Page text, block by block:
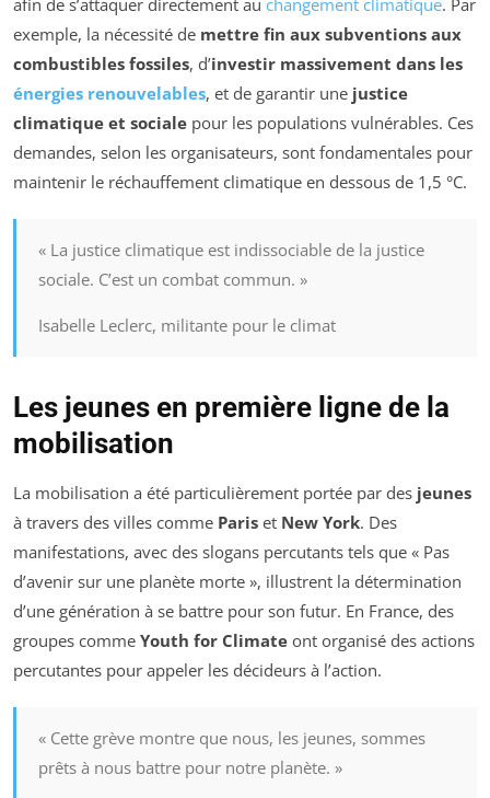
afin de s’attaquer directement au changement climatique. Par
exemple, la nécessité de mettre fin aux subventions aux
combustibles fossiles, d’investir massivement dans les
énergies renouvelables, et de garantir une justice
climatique et sociale pour les populations vulnérables. Ces
demandes, selon les organisateurs, sont fondamentales pour
maintenir le réchauffement climatique en dessous de 1,5 °C.
« La justice climatique est indissociable de la justice
sociale. C’est un combat commun. »
Isabelle Leclerc, militante pour le climat
Les jeunes en première ligne de la
mobilisation
La mobilisation a été particulièrement portée par des jeunes
à travers des villes comme Paris et New York. Des
manifestations, avec des slogans percutants tels que « Pas
d’avenir sur une planète morte », illustrent la détermination
d’une génération à se battre pour son futur. En France, des
groupes comme Youth for Climate ont organisé des actions
percutantes pour appeler les décideurs à l’action.
« Cette grève montre que nous, les jeunes, sommes
prêts à nous battre pour notre planète. »